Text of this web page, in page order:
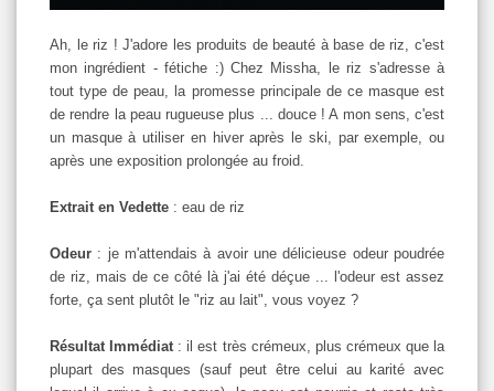
Ah, le riz ! J'adore les produits de beauté à base de riz, c'est
mon ingrédient - fétiche :) Chez Missha , le riz s'adresse à
tout type de peau, la promesse principale de ce masque est
de rendre la peau rugueuse plus ... douce ! A mon sens, c'est
un masque à utiliser en hiver après le ski, par exemple, ou
après une exposition prolongée au froid.
Extrait en Vedette : eau de riz
Odeur : je m'attendais à avoir une délicieuse odeur poudrée
de riz, mais de ce côté là j'ai été déçue ... l'odeur est assez
forte, ça sent plutôt le "riz au lait", vous voyez ?
Résultat Immédiat : il est très crémeux, plus crémeux que la
plupart des masques (sauf peut être celui au karité avec